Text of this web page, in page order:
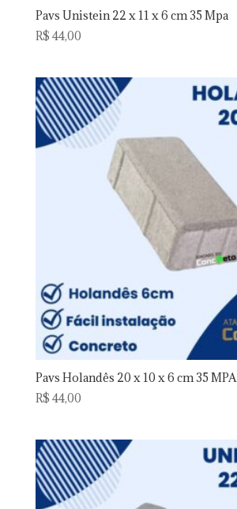
Pavs Unistein 22 x 11 x 6 cm 35 Mpa
R$ 44,00
Pavs Holandês 20 x 10 x 6 cm 35 MPA
R$ 44,00